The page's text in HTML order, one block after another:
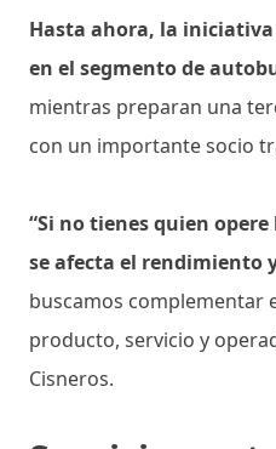
Hasta ahora, la
en el segmento de
mientras preparan una
con un importante socio
“Si no tienes quien
se afecta el rendimiento
buscamos complementar
producto, servicio y
Cisneros.